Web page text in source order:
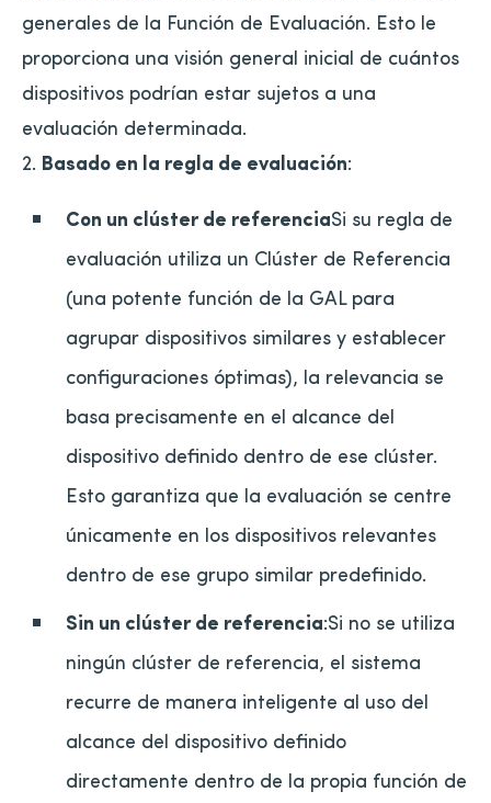
generales de la Función de Evaluación. Esto le
proporciona una visión general inicial de cuántos
dispositivos podrían estar sujetos a una
evaluación determinada.
2. Basado en la regla de evaluación:
Con un clúster de referenciaSi su regla de
evaluación utiliza un Clúster de Referencia
(una potente función de la GAL para
agrupar dispositivos similares y establecer
configuraciones óptimas), la relevancia se
basa precisamente en el alcance del
dispositivo definido dentro de ese clúster.
Esto garantiza que la evaluación se centre
únicamente en los dispositivos relevantes
dentro de ese grupo similar predefinido.
Sin un clúster de referencia:Si no se utiliza
ningún clúster de referencia, el sistema
recurre de manera inteligente al uso del
alcance del dispositivo definido
directamente dentro de la propia función de